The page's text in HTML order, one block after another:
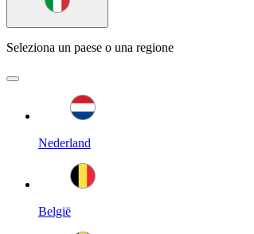
Seleziona un paese o una regione
Nederland
België